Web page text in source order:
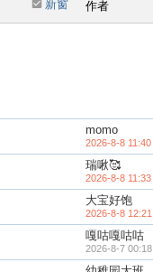
新窗 作者
momo
2026-8-8 11:40
瑞啾🥰
2026-8-8 11:33
大宝好饱
2026-8-8 12:21
嘎咕嘎咕咕
2026-8-7 00:18